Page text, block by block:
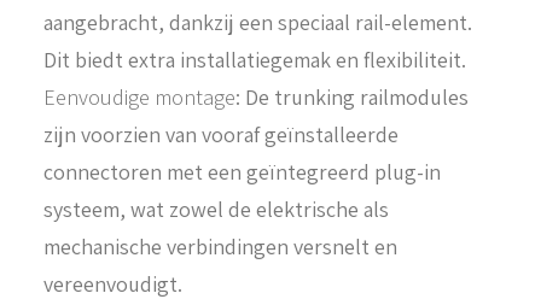
aangebracht, dankzij een speciaal rail-element.
Dit biedt extra installatiegemak en flexibiliteit.
Eenvoudige montage: De trunking railmodules
zijn voorzien van vooraf geïnstalleerde
connectoren met een geïntegreerd plug-in
systeem, wat zowel de elektrische als
mechanische verbindingen versnelt en
vereenvoudigt.